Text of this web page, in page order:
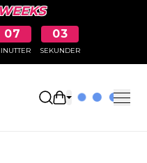
07 03
SEKUNDER
Åbn